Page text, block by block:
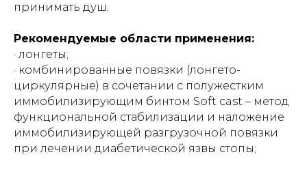
принимать душ.
Рекомендуемые области применения:
· лонгеты;
· комбинированные повязки (лонгето-
циркулярные) в сочетании с полужестким
иммобилизирующим бинтом Soft cast – метод
функциональной стабилизации и наложение
иммобилизирующей разгрузочной повязки
при лечении диабетической язвы стопы;